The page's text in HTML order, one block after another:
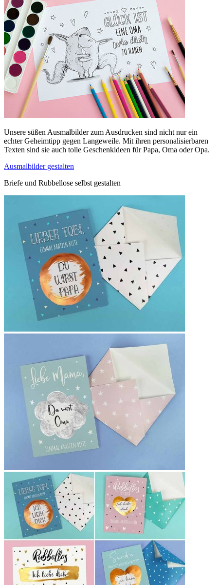
Unsere süßen Ausmalbilder zum Ausdrucken sind nicht nur ein
echter Geheimtipp gegen Langeweile. Mit ihren personalisierbaren
Texten sind sie auch tolle Geschenkideen für Papa, Oma oder Opa.
Ausmalbilder gestalten
Briefe und Rubbellose selbst gestalten